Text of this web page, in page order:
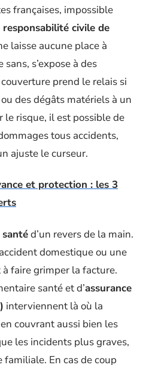
françaises, impossible
civile de
laisse aucune place à
s’expose à des
prend le relais si
des dégâts matériels à un
le risque, il est possible de
tous accidents,
ajuste le curseur.
et protection : les 3
santéd’un revers de la main.
domestique ou une
faire grimper la facture.
santé et d’assurance
interviennent là où la
couvrant aussi bien les
les incidents plus graves,
En cas de coup